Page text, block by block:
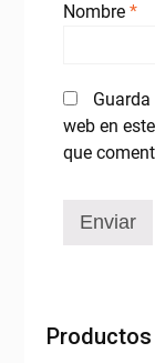
Nombre *
web en
que